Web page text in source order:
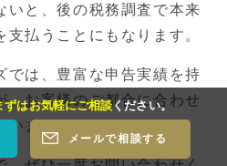
ずはお気軽にご相談ください。
メールで相談する
いと、後の税務調査で本来
払うことにもなります。
では、豊富な申告実績を持
、お客様のご都合に合わせ
ます。